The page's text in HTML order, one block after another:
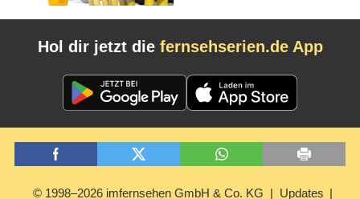
Hol dir jetzt die fernsehserien.de App
© 1998–2026 imfernsehen GmbH & Co. KG Updates